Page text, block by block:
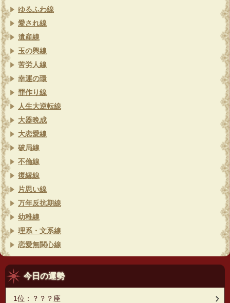
ゆるふわ線
愛され線
遺産線
玉の輿線
苦労人線
幸運の環
罪作り線
人生大逆転線
大器晩成
大恋愛線
破局線
不倫線
復縁線
片思い線
万年反抗期線
幼稚線
理系・文系線
恋愛無関心線
今日の運勢
1位：？？？座